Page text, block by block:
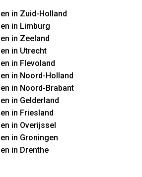
in Zuid-Holland
in Limburg
in Zeeland
in Utrecht
in Flevoland
in Noord-Holland
in Noord-Brabant
in Gelderland
in Friesland
in Overijssel
in Groningen
in Drenthe